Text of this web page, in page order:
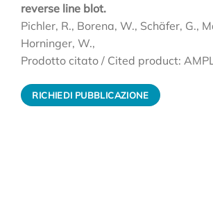
reverse line blot.
Pichler, R., Borena, W., Schäfer, G.,
Horninger, W.,
Prodotto citato / Cited product:
RICHIEDI PUBBLICAZIONE